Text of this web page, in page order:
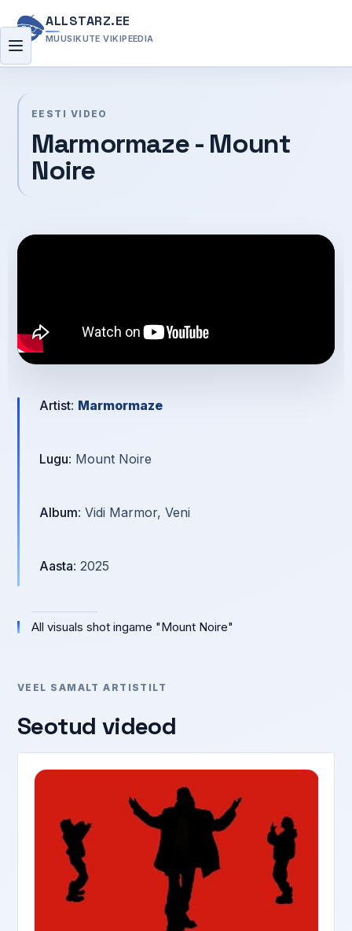
ALLSTARZ.EE
MUUSIKUTE VIKIPEEDIA
Menüü
EESTI VIDEO
Marmormaze - Mount
Noire
Artist: Marmormaze
Lugu: Mount Noire
Album: Vidi Marmor, Veni
Aasta: 2025
All visuals shot ingame "Mount Noire"
VEEL SAMALT ARTISTILT
Seotud videod